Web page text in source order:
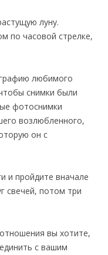
луну.
по часовой стрелке,
любимого
снимки были
фотоснимки
возлюбленного,
он с
и пройдите вначале
свечей, потом три
вы хотите,
с вашим